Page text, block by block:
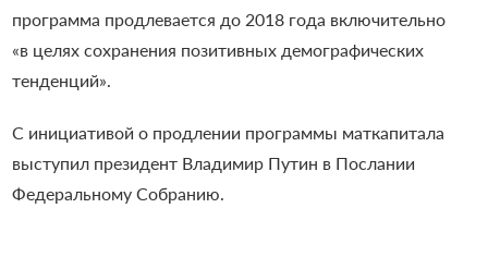
программа продлевается до 2018 года включительно
«в целях сохранения позитивных демографических
тенденций».
С инициативой о продлении программы маткапитала
выступил президент Владимир Путин в Послании
Федеральному Собранию.